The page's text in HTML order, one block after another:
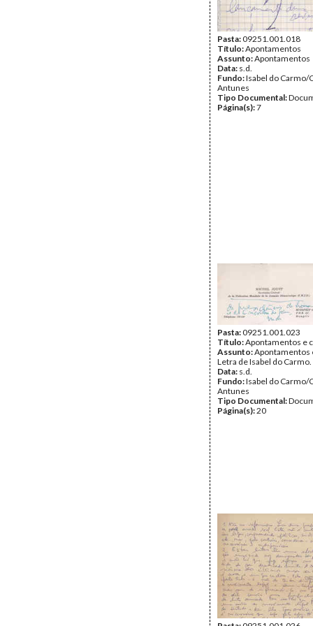
Pasta:09251.001.018
Título:Apontamentos
Assunto:Apontamentos
Data: s.d.
Fundo:Isabel do Carmo/
Antunes
Tipo Documental:
Página(s):7
Pasta:09251.001.023
Título:Apontamentos e
Assunto:Apontamentos
Letra de Isabel do Carmo.
Data: s.d.
Fundo:Isabel do Carmo/
Antunes
Tipo Documental:
Página(s):20